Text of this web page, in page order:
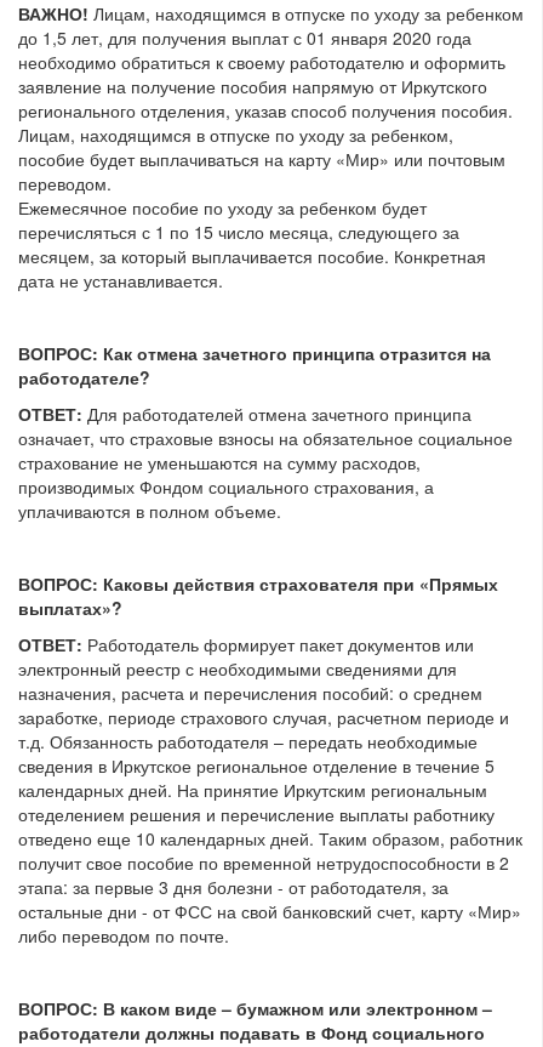
ВАЖНО! Лицам, находящимся в отпуске по уходу за ребенком
до 1,5 лет, для получения выплат с 01 января 2020 года
необходимо обратиться к своему работодателю и оформить
заявление на получение пособия напрямую от Иркутского
регионального отделения, указав способ получения пособия.
Лицам, находящимся в отпуске по уходу за ребенком,
пособие будет выплачиваться на карту «Мир» или почтовым
переводом.
Ежемесячное пособие по уходу за ребенком будет
перечисляться с 1 по 15 число месяца, следующего за
месяцем, за который выплачивается пособие. Конкретная
дата не устанавливается.
ВОПРОС: Как отмена зачетного принципа отразится на
работодателе?
ОТВЕТ: Для работодателей отмена зачетного принципа
означает, что страховые взносы на обязательное социальное
страхование не уменьшаются на сумму расходов,
производимых Фондом социального страхования, а
уплачиваются в полном объеме.
ВОПРОС: Каковы действия страхователя при «Прямых
выплатах»?
ОТВЕТ: Работодатель формирует пакет документов или
электронный реестр с необходимыми сведениями для
назначения, расчета и перечисления пособий: о среднем
заработке, периоде страхового случая, расчетном периоде и
т.д. Обязанность работодателя – передать необходимые
сведения в Иркутское региональное отделение в течение 5
календарных дней. На принятие Иркутским региональным
отеделением решения и перечисление выплаты работнику
отведено еще 10 календарных дней. Таким образом, работник
получит свое пособие по временной нетрудоспособности в 2
этапа: за первые 3 дня болезни - от работодателя, за
остальные дни - от ФСС на свой банковский счет, карту «Мир»
либо переводом по почте.
ВОПРОС: В каком виде – бумажном или электронном –
работодатели должны подавать в Фонд социального